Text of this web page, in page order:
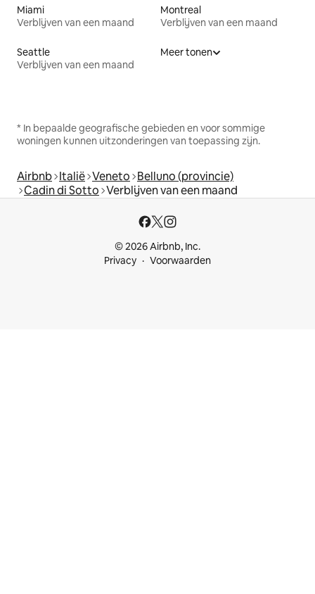
Miami
Verblijven van een maand
Montreal
Verblijven van een maand
Seattle
Verblijven van een maand
Meer tonen
* In bepaalde geografische gebieden en voor sommige
woningen kunnen uitzonderingen van toepassing zijn.
Airbnb Italië Veneto Belluno (provincie)
Cadin di Sotto Verblijven van een maand
© 2026 Airbnb, Inc.
Privacy
Voorwaarden